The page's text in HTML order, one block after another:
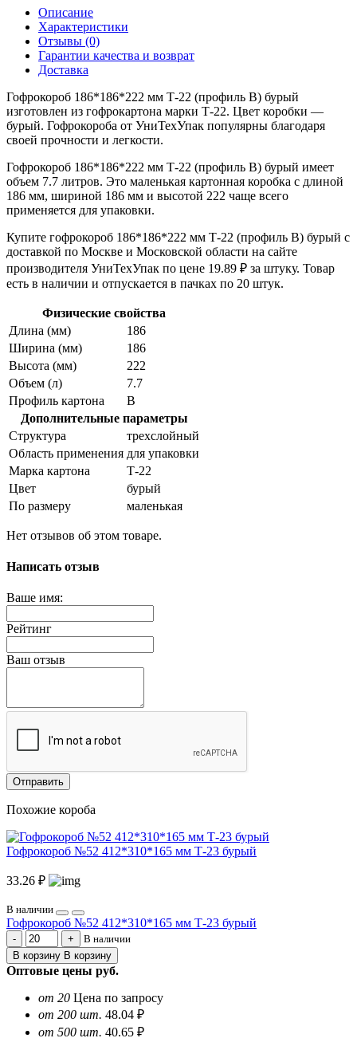
Описание
Характеристики
Отзывы (0)
Гарантии качества и возврат
Доставка
Гофрокороб 186*186*222 мм Т-22 (профиль B) бурый
изготовлен из гофрокартона марки Т-22. Цвет коробки —
бурый. Гофрокороба от УниТехУпак популярны благодаря
своей прочности и легкости.
Гофрокороб 186*186*222 мм Т-22 (профиль B) бурый имеет
объем 7.7 литров. Это маленькая картонная коробка с длиной
186 мм, шириной 186 мм и высотой 222 чаще всего
применяется для упаковки.
Купите гофрокороб 186*186*222 мм Т-22 (профиль B) бурый с
доставкой по Москве и Московской области на сайте
производителя УниТехУпак по цене 19.89 ₽ за штуку. Товар
есть в наличии и отпускается в пачках по 20 штук.
Физические свойства
Длина (мм)
186
Ширина (мм)
186
Высота (мм)
222
Объем (л)
7.7
Профиль картона
В
Дополнительные параметры
Структура
трехслойный
Область применения для упаковки
Марка картона
Т-22
Цвет
бурый
По размеру
маленькая
Нет отзывов об этом товаре.
Написать отзыв
Ваше имя:
Рейтинг
Ваш отзыв
Отправить
Похожие короба
Гофрокороб №52 412*310*165 мм Т-23 бурый
33.26 ₽
В наличии
Гофрокороб №52 412*310*165 мм Т-23 бурый
В наличии
В корзину В корзину
Оптовые цены руб.
от 20 Цена по запросу
от 200 шт. 48.04 ₽
от 500 шт. 40.65 ₽